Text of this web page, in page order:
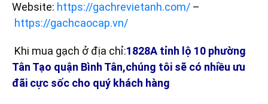
Website: https://gachrevietanh.com/ –
https://gachcaocap.vn/
Khi mua gạch ở địa chỉ:1828A tỉnh lộ 10 phường
Tân Tạo quận Bình Tân,chúng tôi sẽ có nhiều ưu
đãi cực sốc cho quý khách hàng